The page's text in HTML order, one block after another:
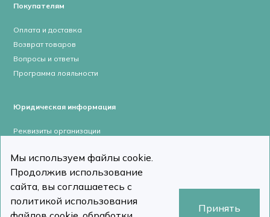
Покупателям
Оплата и доставка
Возврат товаров
Вопросы и ответы
Программа лояльности
Юридическая информация
Реквизиты организации
Пользовательское соглашение
Политика конфиденциальности
Мы используем файлы cookie.
Продолжив использование
сайта, вы соглашаетесь с
политикой использования
Принять